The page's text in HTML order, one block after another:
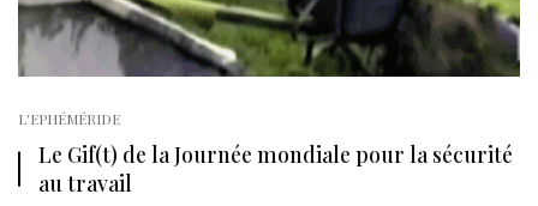
L'EPHÉMÉRIDE
Le Gif(t) de la Journée mondiale pour la sécurité
au travail